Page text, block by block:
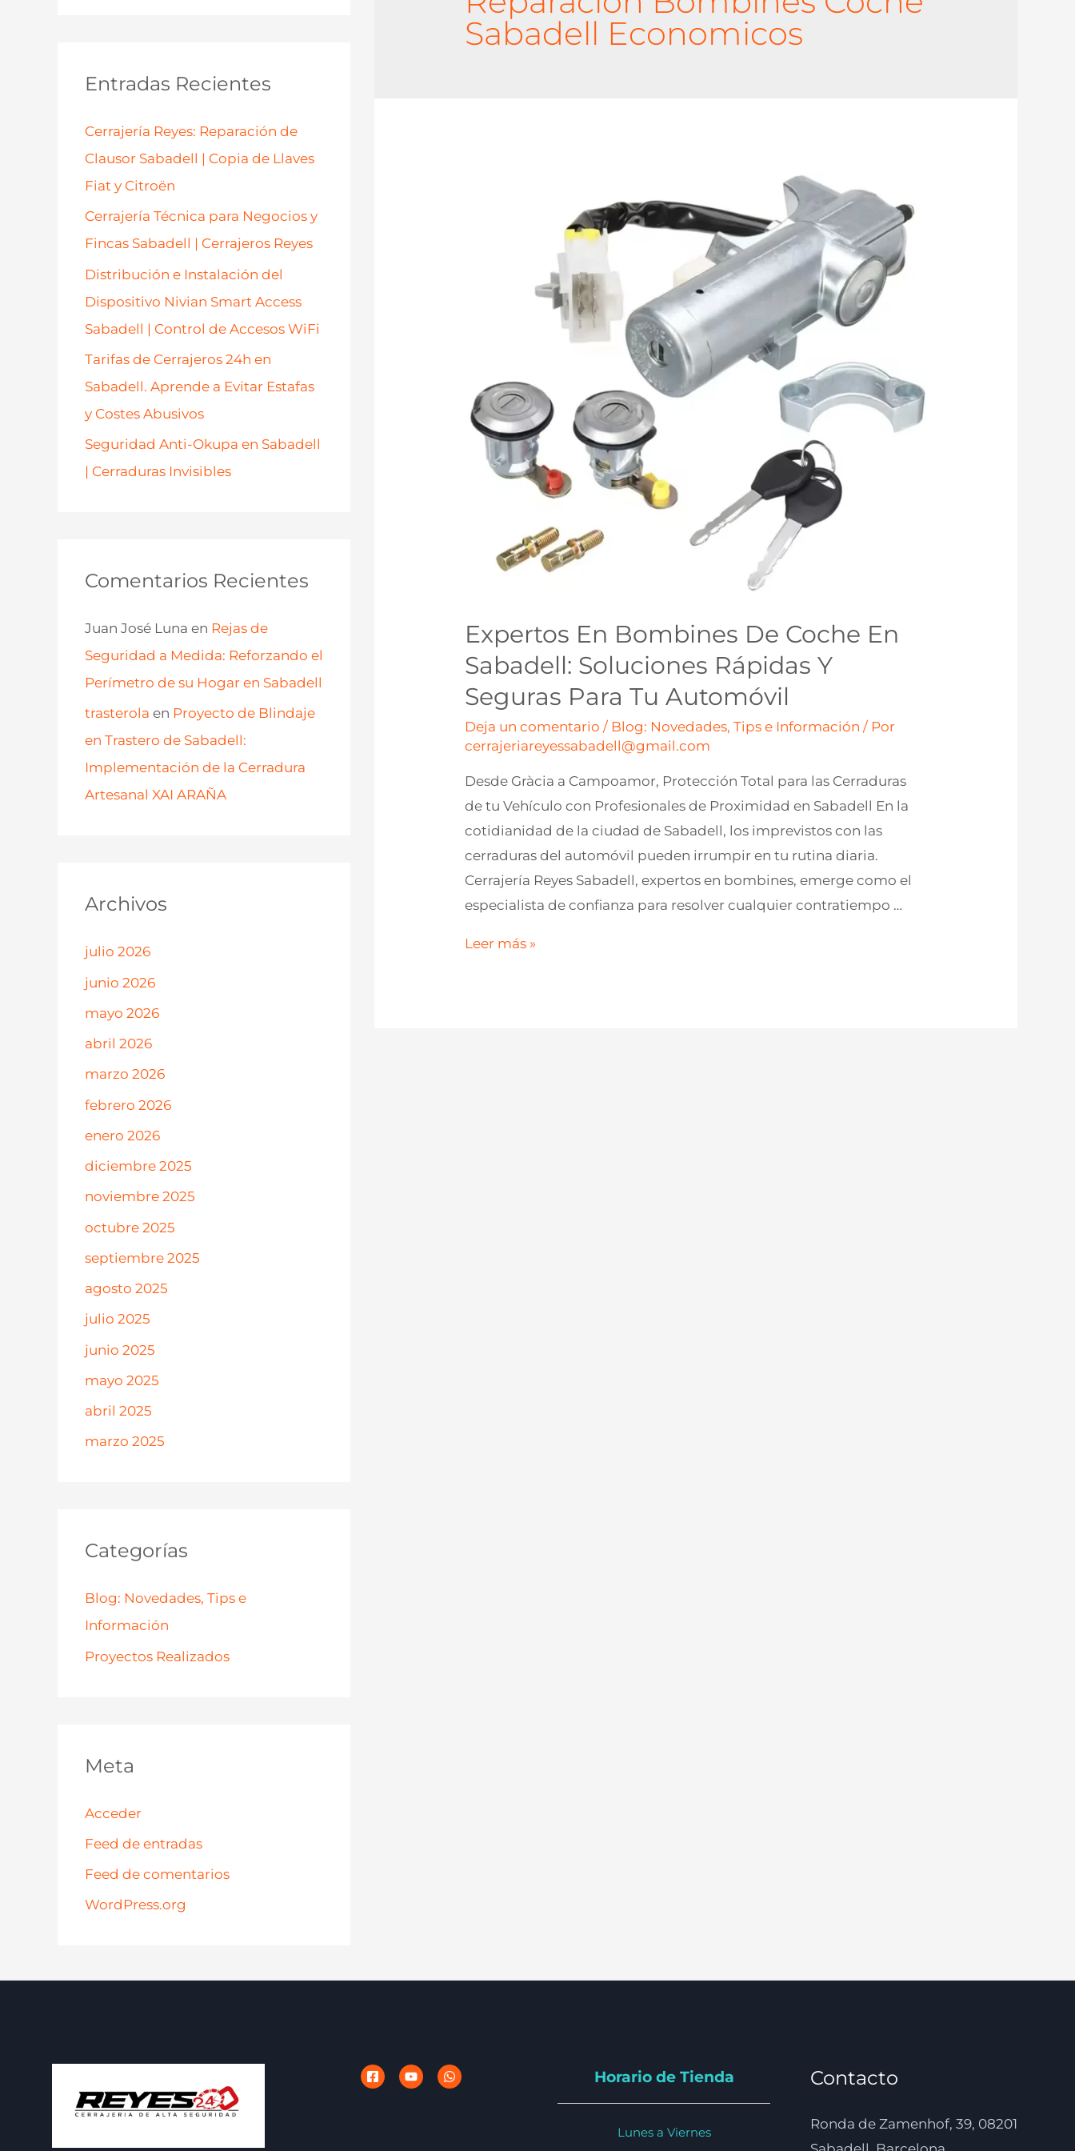
rEntradas Recientes
Cerrajería Reyes: Reparación de
Clausor Sabadell | Copia de Llaves
Fiat y Citroën
Cerrajería Técnica para Negocios y
Fincas Sabadell | Cerrajeros Reyes
Distribución e Instalación del
Dispositivo Nivian Smart Access
Sabadell | Control de Accesos WiFi
Tarifas de Cerrajeros 24h en
Sabadell. Aprende a Evitar Estafas
y Costes Abusivos
Seguridad Anti-Okupa en Sabadell
| Cerraduras Invisibles
Comentarios Recientes
Juan José Luna en Rejas de
Seguridad a Medida: Reforzando el
Perímetro de su Hogar en Sabadell
trasterola en Proyecto de Blindaje
en Trastero de Sabadell:
Implementación de la Cerradura
Artesanal XAI ARAÑA
Archivos
julio 2026
junio 2026
mayo 2026
abril 2026
marzo 2026
febrero 2026
enero 2026
diciembre 2025
noviembre 2025
octubre 2025
septiembre 2025
agosto 2025
julio 2025
junio 2025
mayo 2025
abril 2025
marzo 2025
Categorías
Blog: Novedades, Tips e
Información
Proyectos Realizados
Meta
Acceder
Feed de entradas
Feed de comentarios
WordPress.org
Sabadell Economicos
Expertos En Bombines De Coche En
Sabadell: Soluciones Rápidas Y
Seguras Para Tu Automóvil
Deja un comentario / Blog: Novedades, Tips e Información / Por
cerrajeriareyessabadell@gmail.com
Desde Gràcia a Campoamor, Protección Total para las Cerraduras
de tu Vehículo con Profesionales de Proximidad en Sabadell En la
cotidianidad de la ciudad de Sabadell, los imprevistos con las
cerraduras del automóvil pueden irrumpir en tu rutina diaria.
Cerrajería Reyes Sabadell, expertos en bombines, emerge como el
especialista de confianza para resolver cualquier contratiempo …
Expertos
Leer más »
Horario de Tienda
Lunes a Viernes
Contacto
Ronda de Zamenhof, 39, 08201